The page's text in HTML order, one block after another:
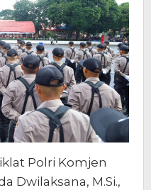
Polri Komjen
Dwilaksana, M.Si.,